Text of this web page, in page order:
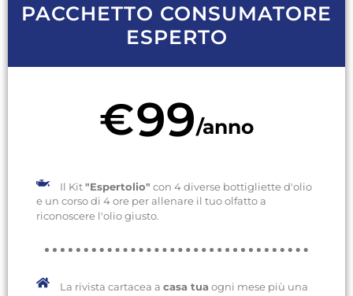
PACCHETTO CONSUMATORE
ESPERTO
€99/anno
Il Kit"Espertolio" con 4 diverse bottigliette d'olio
e un corso di 4 ore per allenare il tuo olfatto a
riconoscere l'olio giusto.
La rivista cartacea acasa tua ogni mese più una